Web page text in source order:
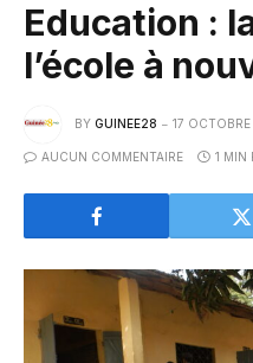
Education :
l’école à
BY GUINEE28 17 OCTOBRE
AUCUN COMMENTAIRE 1 MIN